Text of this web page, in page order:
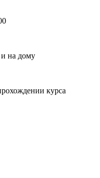
на дому
курса